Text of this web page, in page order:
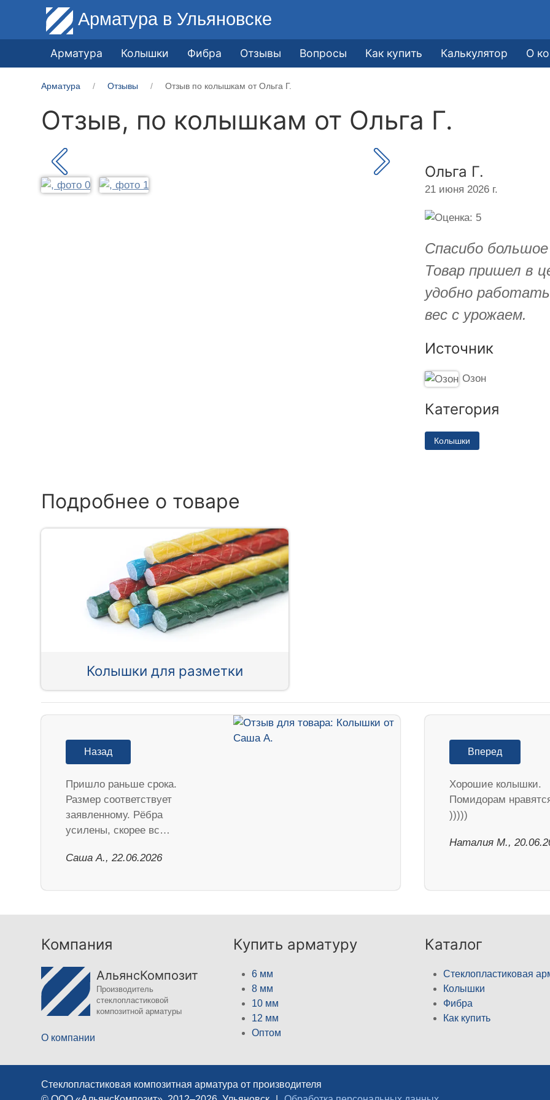
Арматура в Ульяновске
Арматура Колышки Фибра Отзывы Вопросы Как купить Калькулятор О
Арматура Отзывы Отзыв по колышкам от Ольга Г.
Отзыв, по колышкам от Ольга Г.
Ольга Г.
21 июня 2026 г.
Спасибо
Товар пришел в
удобно
вес с урожаем.
Источник
Озон
Категория
Колышки
Подробнее о товаре
Колышки для разметки
Назад
Пришло раньше срока.
Размер соответствует
заявленному. Рёбра
усилены, скорее вс…
Саша А., 22.06.2026
Вперед
Хорошие колышки.
Помидорам
)))))
Наталия М.,
Компания
АльянсКомпозит
Производитель
стеклопластиковой
композитной арматуры
О компании
Купить арматуру
6 мм
8 мм
10 мм
12 мм
Оптом
Каталог
Стеклопластиковая
Колышки
Фибра
Как купить
Стеклопластиковая композитная арматура от производителя